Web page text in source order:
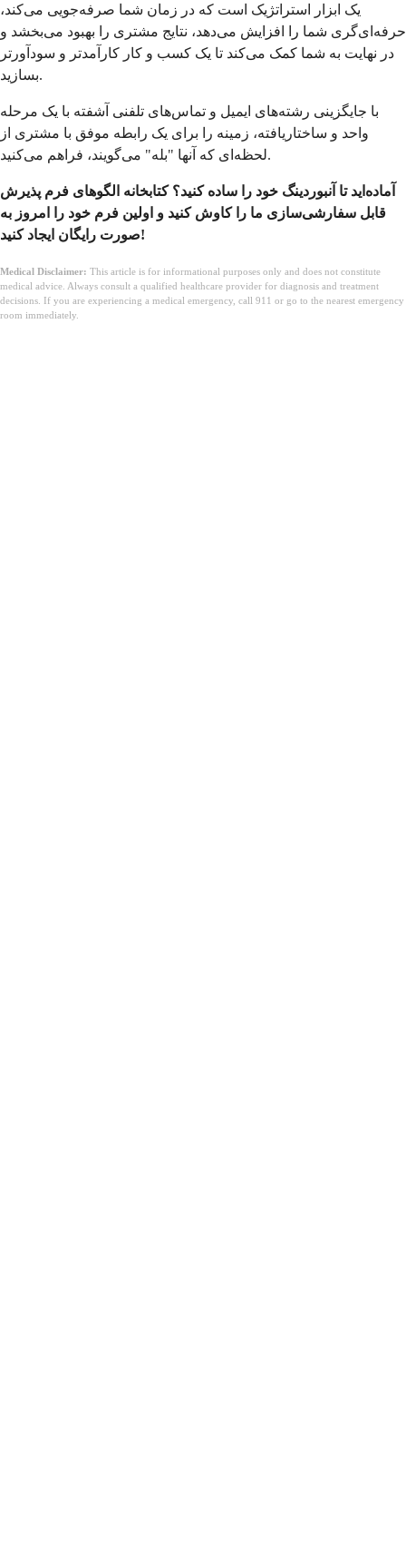
یک ابزار استراتژیک است که در زمان شما صرفه‌جویی می‌کند،
حرفه‌ای‌گری شما را افزایش می‌دهد، نتایج مشتری را بهبود می‌بخشد و
در نهایت به شما کمک می‌کند تا یک کسب و کار کارآمدتر و سودآورتر
بسازید.
با جایگزینی رشته‌های ایمیل و تماس‌های تلفنی آشفته با یک مرحله
واحد و ساختاریافته، زمینه را برای یک رابطه موفق با مشتری از
لحظه‌ای که آنها "بله" می‌گویند، فراهم می‌کنید.
آماده‌اید تا آنبوردینگ خود را ساده کنید؟ کتابخانه الگوهای فرم پذیرش
قابل سفارشی‌سازی ما را کاوش کنید و اولین فرم خود را امروز به
صورت رایگان ایجاد کنید!
Medical Disclaimer: This article is for informational purposes only and does not constitute
medical advice. Always consult a qualified healthcare provider for diagnosis and treatment
decisions. If you are experiencing a medical emergency, call 911 or go to the nearest emergency
room immediately.